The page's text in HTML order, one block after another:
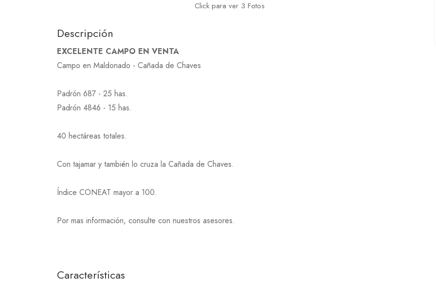
Click para ver 3 Fotos
Descripción
EXCELENTE CAMPO EN VENTA
Campo en Maldonado - Cañada de Chaves
Padrón 687 - 25 has.
Padrón 4846 - 15 has.
40 hectáreas totales.
Con tajamar y también lo cruza la Cañada de Chaves.
Índice CONEAT mayor a 100.
Por mas información, consulte con nuestros asesores.
Características